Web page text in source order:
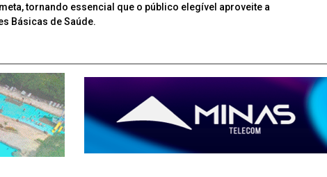
tornando essencial que o público elegível aproveite a
Básicas de Saúde.